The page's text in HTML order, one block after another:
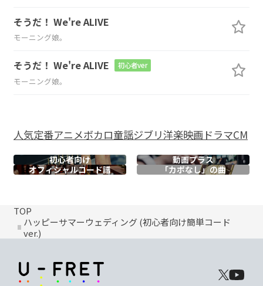
そうだ！ We're ALIVE
モーニング娘。
そうだ！ We're ALIVE 初心者ver
モーニング娘。
人気定番アニメボカロ童謡ジブリ洋楽映画ドラマCM
初心者向け
動画プラス
オフィシャルコード譜 「カポなし」の曲
TOP
ハッピーサマーウェディング (初心者向け簡単コード
ver.)